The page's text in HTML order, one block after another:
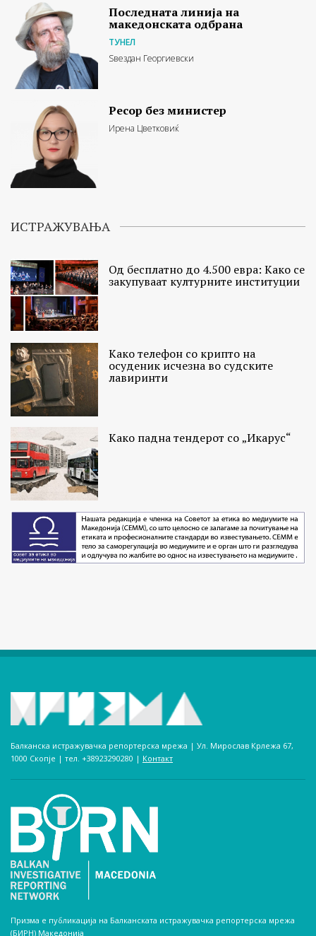
Последната линија на
македонската одбрана
ТУНЕЛ
Ѕвездан Георгиевски
Ресор без министер
Ирена Цветковиќ
ИСТРАЖУВАЊА
Од бесплатно до 4.500 евра: Како се
закупуваат културните институции
Како телефон со крипто на
осуденик исчезна во судските
лавиринти
Како падна тендерот со „Икарус“
Балканска истражувачка репортерска мрежа | Ул. Мирослав Крлежа 67,
1000 Скопје | тел. +38923290280­ | Контакт
Призма е публикација на Балканската истражувачка репортерска мрежа
(БИРН) Македонија